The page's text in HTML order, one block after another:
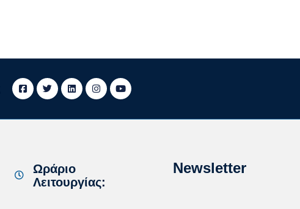
Ωράριο
Λειτουργίας:
Newsletter